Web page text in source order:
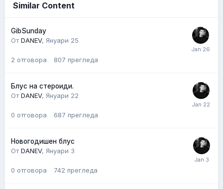
Similar Content
GibSunday
ОтDANEV, Януари 25
2 отговора 807 прегледа
Блус на стероиди.
ОтDANEV, Януари 22
0 отговора 687 прегледа
Новогодишен блус
ОтDANEV, Януари 3
0 отговора 742 прегледа